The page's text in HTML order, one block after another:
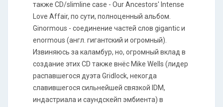
также CD/slimline case - Our Ancestors' Intense
Love Affair, по сути, полноценный альбом.
Ginormous - соединение частей слов gigantic и
enormous (англ. гигантский и огромный).
Извиняюсь за каламбур, но, огромный вклад в
создание этих CD также внёс Mike Wells (лидер
распавшегося дуэта Gridlock, некогда
славившегося сильнейшей связкой IDM,
индастриала и саундскейп эмбиента) в